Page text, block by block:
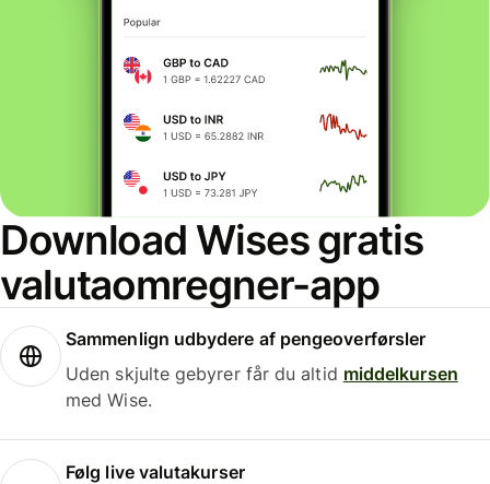
Download Wises gratis
valutaomregner-app
Sammenlign udbydere af pengeoverførsler
Uden skjulte gebyrer får du altid middelkursen
med Wise.
Følg live valutakurser